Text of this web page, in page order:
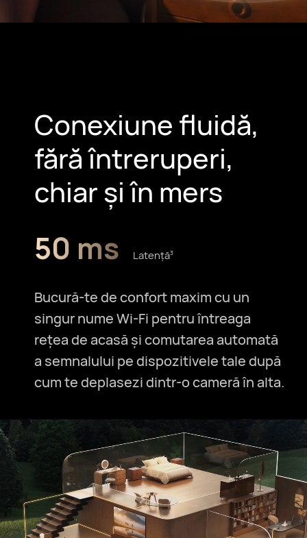
Conexiune fluidă,
fără întreruperi,
chiar și în mers
Bucură-te de confort maxim cu un
singur nume Wi-Fi pentru întreaga
rețea de acasă și comutarea automată
a semnalului pe dispozitivele tale după
cum te deplasezi dintr-o cameră în alta.
50 ms Latență⁠3